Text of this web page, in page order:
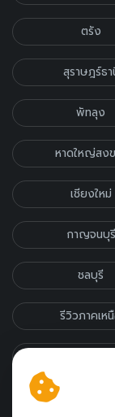
ตรัง
สุราษฎร์ธา
พัทลุง
หาดใหญ่สง
เชียงใหม่
กาญจนบุรี
ชลบุรี
รีวิวภาคเห